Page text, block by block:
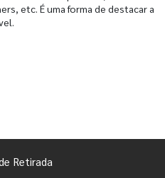
etc. É uma forma de destacar a
Retirada